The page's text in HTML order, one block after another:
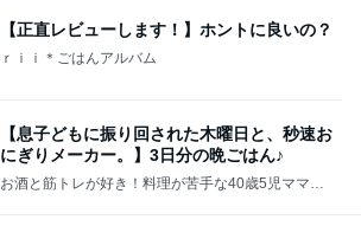
【正直レビューします！】ホントに良いの？
ｒｉｉ＊ごはんアルバム
【息子どもに振り回された木曜日と、秒速お
にぎりメーカー。】3日分の晩ごはん♪
お酒と筋トレが好き！料理が苦手な40歳5児ママ主